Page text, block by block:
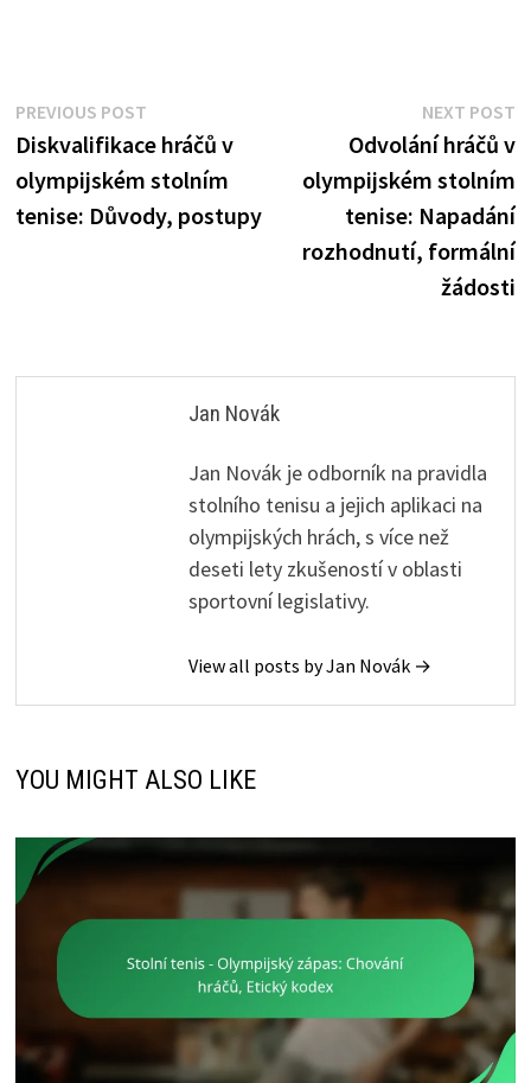
Post
navigation
PREVIOUS POSTPrevious
post:
Diskvalifikace hráčů v
olympijském stolním
tenise: Důvody, postupy
NEXT POST
Odvolání hráčů v
olympijském stolním
tenise: Napadání
rozhodnutí, formální
žádosti
Jan Novák
Jan Novák je odborník na pravidla
stolního tenisu a jejich aplikaci na
olympijských hrách, s více než
deseti lety zkušeností v oblasti
sportovní legislativy.
View all posts by Jan Novák →
YOU MIGHT ALSO LIKE